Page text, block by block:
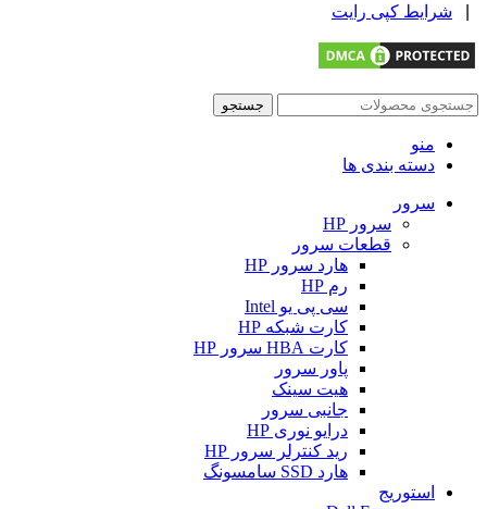
شرایط کپی رایت
جستجو
منو
دسته بندی ها
سرور
سرور HP
قطعات سرور
هارد سرور HP
رم HP
سی پی یو Intel
کارت شبکه HP
کارت HBA سرور HP
پاور سرور
هیت سینک
جانبی سرور
درایو نوری HP
رید کنترلر سرور HP
هارد SSD سامسونگ
استوریج